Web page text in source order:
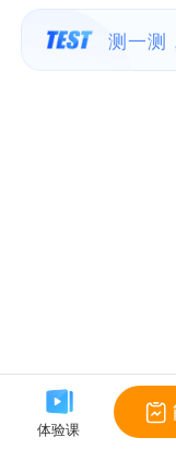
测一测
体验课